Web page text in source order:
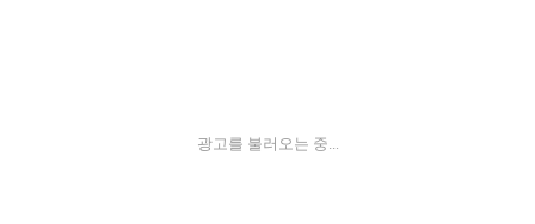
광고를 불러오는 중...